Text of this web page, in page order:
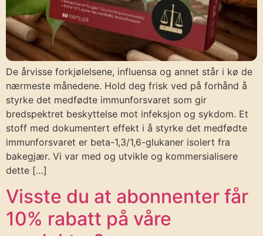
De årvisse forkjølelsene, influensa og annet står i kø de
nærmeste månedene. Hold deg frisk ved på forhånd å
styrke det medfødte immunforsvaret som gir
bredspektret beskyttelse mot infeksjon og sykdom. Et
stoff med dokumentert effekt i å styrke det medfødte
immunforsvaret er beta-1,3/1,6-glukaner isolert fra
bakegjær. Vi var med og utvikle og kommersialisere
dette […]
Visste du at abonnenter får
10% rabatt på våre